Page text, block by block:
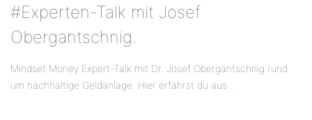
#Experten-Talk mit Josef
Obergantschnig.
Mindset Money Expert-Talk mit Dr. Josef Obergantschnig rund
um nachhaltige Geldanlage. Hier erfährst du aus...